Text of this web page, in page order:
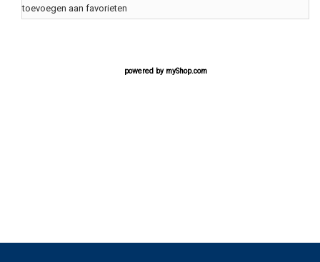
toevoegen aan favorieten
powered by myShop.com